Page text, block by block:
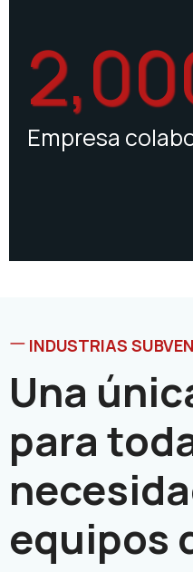
Empresa
INDUSTRIAS
Una
para
equipos